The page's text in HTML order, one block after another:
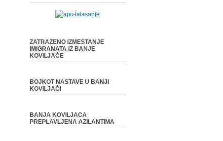
ZATRAZENO IZMESTANJE
IMIGRANATA IZ BANJE
KOVILJAČE
BOJKOT NASTAVE U BANJI
KOVILJAČI
BANJA KOVILJACA
PREPLAVLJENA AZILANTIMA